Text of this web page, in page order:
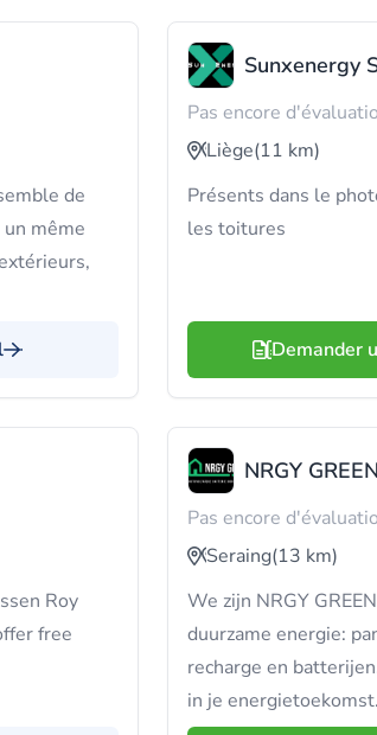
de
même
Sunxenergy
Pas encore
Liège(11 km)
Présents dans le
les toitures
Demander
Roy
free
NRGY GREEN
Pas encore
Seraing(13 km)
We zijn NRGY
duurzame energie:
recharge en
in je energietoekomst.